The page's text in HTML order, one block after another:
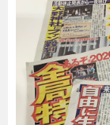
グルメ
暮らし